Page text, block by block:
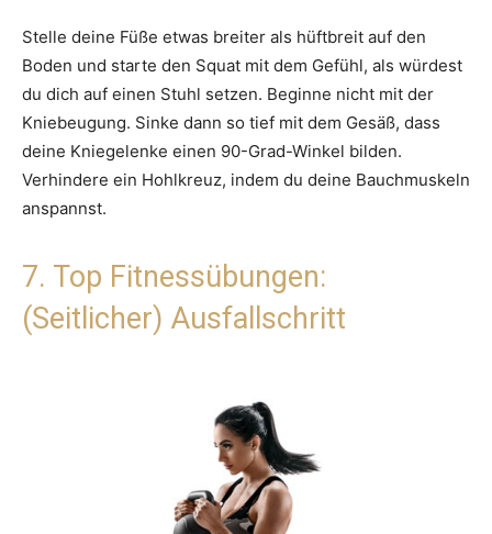
Stelle deine Füße etwas breiter als hüftbreit auf den
Boden und starte den Squat mit dem Gefühl, als würdest
du dich auf einen Stuhl setzen. Beginne nicht mit der
Kniebeugung. Sinke dann so tief mit dem Gesäß, dass
deine Kniegelenke einen 90-Grad-Winkel bilden.
Verhindere ein Hohlkreuz, indem du deine Bauchmuskeln
anspannst.
7. Top Fitnessübungen:
(Seitlicher) Ausfallschritt